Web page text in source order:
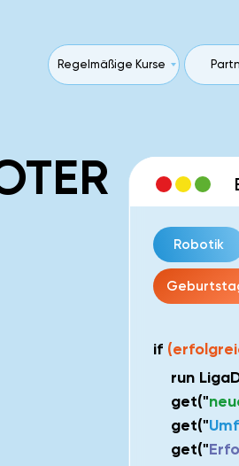
if
run
get("
get("
get("
Robotik
Regelmäßige Kurse